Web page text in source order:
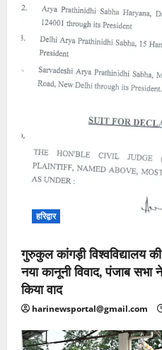
हरिद्वार
गुरुकुल कांगड़ी विश्वविद्यालय
नया कानूनी विवाद, पंजाब सभा ने
किया वाद
harinewsportal@gmail.com